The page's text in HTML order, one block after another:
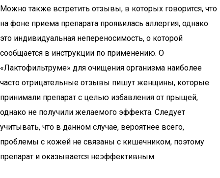
Можно также встретить отзывы, в которых говорится, что
на фоне приема препарата проявилась аллергия, однако
это индивидуальная непереносимость, о которой
сообщается в инструкции по применению. О
«Лактофильтруме» для очищения организма наиболее
часто отрицательные отзывы пишут женщины, которые
принимали препарат с целью избавления от прыщей,
однако не получили желаемого эффекта. Следует
учитывать, что в данном случае, вероятнее всего,
проблемы с кожей не связаны с кишечником, поэтому
препарат и оказывается неэффективным.